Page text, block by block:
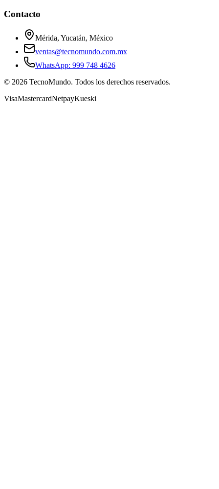
Contacto
Mérida, Yucatán, México
ventas@tecnomundo.com.mx
WhatsApp: 999 748 4626
© 2026 TecnoMundo. Todos los derechos reservados.
VisaMastercardNetpayKueski